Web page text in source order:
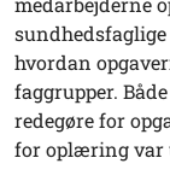
sundhedsfaglige
hvordan
faggrupper.
redegøre for
for oplæring var